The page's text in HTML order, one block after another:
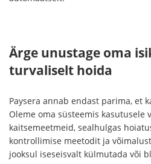
Ärge unustage oma
turvaliselt hoida
Paysera annab endast parima, et
Oleme oma süsteemis kasutusele
kaitsemeetmeid, sealhulgas
kontrollimise meetodit ja
jooksul iseseisvalt külmutada või